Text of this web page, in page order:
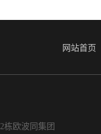
网站首页
栋欧波同集团